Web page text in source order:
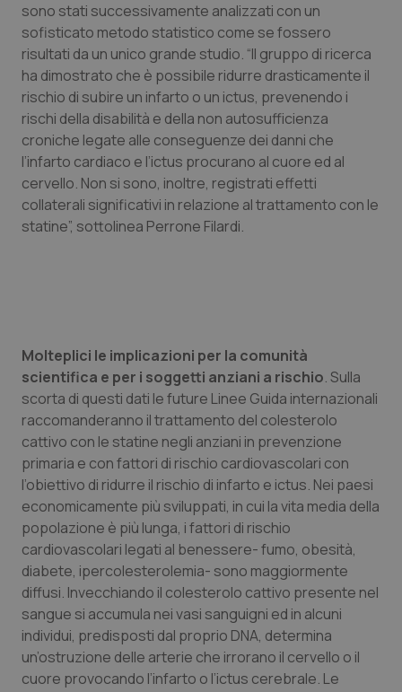
Provincia Autonoma di Trento
Puglia
Sardegna
Sicilia
Toscana
Ipertensione & Scompenso
Malattie rare
Malattia di Crohn & Rettocolite Ulcerosa
Neuroscienze & patologie neurodegenerative
Obesità
Oncologia & Nutrizione
Psoriasi & pelle
Quotidiano Cardiologia
Quotidiano Chirurgia
Quotidiano Oncologia
Quotidiano Pediatria
Rene & patologie urogenitali
sono stati successivamente analizzati con un
sofisticato metodo statistico come se fossero
risultati da un unico grande studio. “Il gruppo di ricerca
ha dimostrato che è possibile ridurre drasticamente il
rischio di subire un infarto o un ictus, prevenendo i
rischi della disabilità e della non autosufficienza
croniche legate alle conseguenze dei danni che
l’infarto cardiaco e l’ictus procurano al cuore ed al
cervello. Non si sono, inoltre, registrati effetti
collaterali significativi in relazione al trattamento con le
statine”, sottolinea Perrone Filardi.
Molteplici le implicazioni per la comunità
scientifica e per i soggetti anziani a rischio. Sulla
scorta di questi dati le future Linee Guida internazionali
raccomanderanno il trattamento del colesterolo
cattivo con le statine negli anziani in prevenzione
primaria e con fattori di rischio cardiovascolari con
l’obiettivo di ridurre il rischio di infarto e ictus. Nei paesi
economicamente più sviluppati, in cui la vita media della
popolazione è più lunga, i fattori di rischio
cardiovascolari legati al benessere- fumo, obesità,
diabete, ipercolesterolemia- sono maggiormente
diffusi. Invecchiando il colesterolo cattivo presente nel
sangue si accumula nei vasi sanguigni ed in alcuni
individui, predisposti dal proprio DNA, determina
un’ostruzione delle arterie che irrorano il cervello o il
cuore provocando l’infarto o l’ictus cerebrale. Le